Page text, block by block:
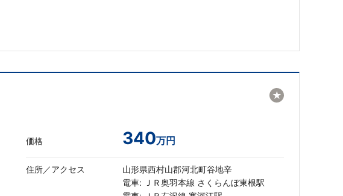
価格 340万円
住所／アクセス
山形県西村山郡河北町谷地辛
電車: ＪＲ奥羽本線 さくらんぼ東根駅
★